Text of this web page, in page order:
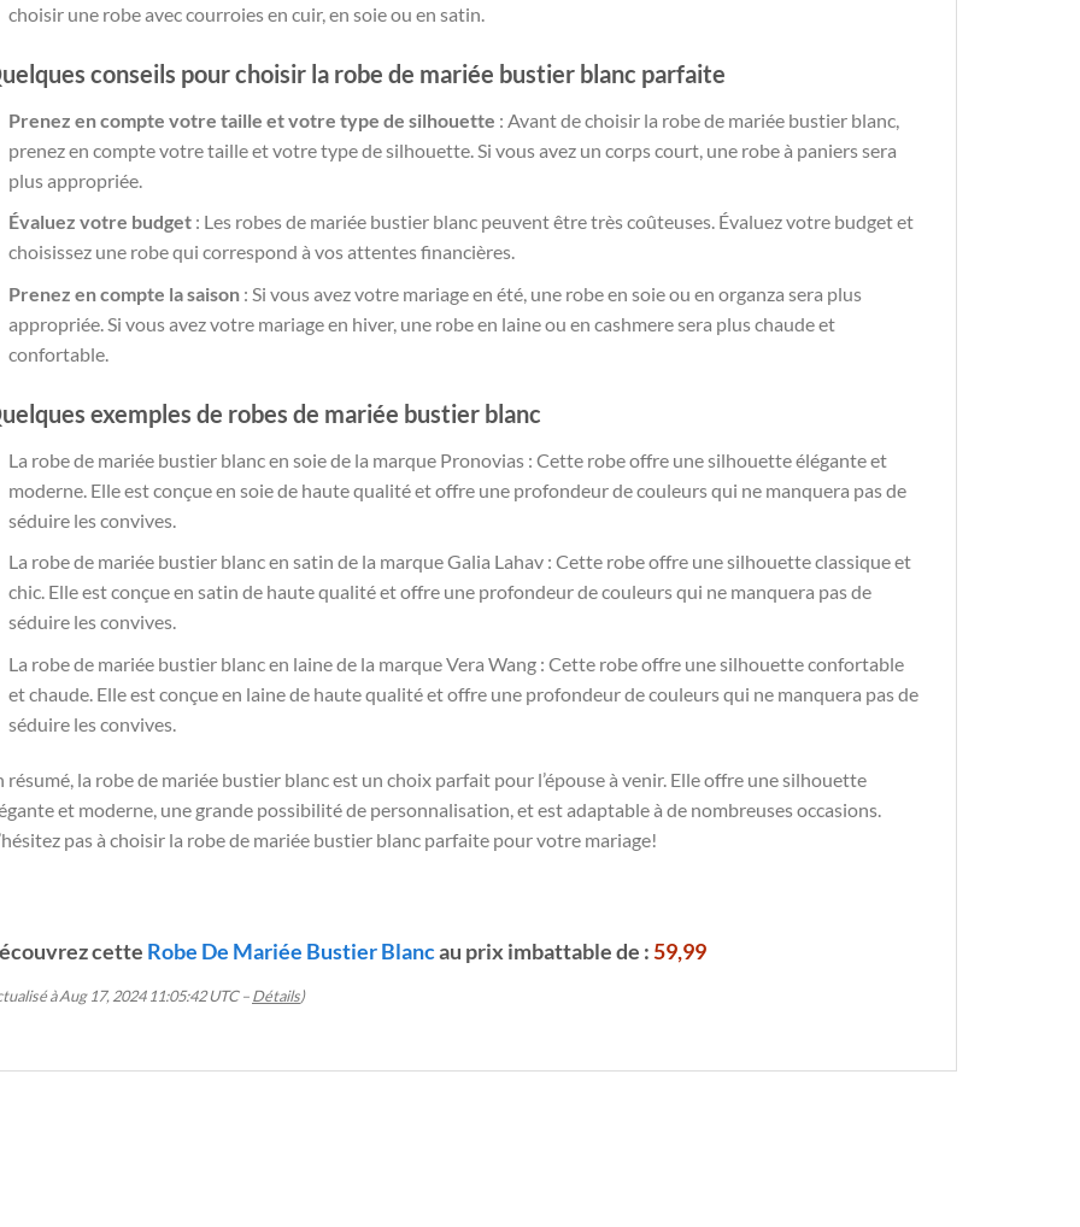
choisir une robe avec courroies en cuir, en soie ou en satin.
conseils pour choisir la robe de mariée bustier blanc parfaite
Prenez en compte votre taille et votre type de silhouette : Avant de choisir la robe de mariée bustier blanc,
prenez en compte votre taille et votre type de silhouette. Si vous avez un corps court, une robe à paniers sera
plus appropriée.
Évaluez votre budget: Les robes de mariée bustier blanc peuvent être très coûteuses. Évaluez votre budget et
choisissez une robe qui correspond à vos attentes financières.
Prenez en compte la saison: Si vous avez votre mariage en été, une robe en soie ou en organza sera plus
appropriée. Si vous avez votre mariage en hiver, une robe en laine ou en cashmere sera plus chaude et
confortable.
exemples de robes de mariée bustier blanc
La robe de mariée bustier blanc en soie de la marque Pronovias : Cette robe offre une silhouette élégante et
moderne. Elle est conçue en soie de haute qualité et offre une profondeur de couleurs qui ne manquera pas de
séduire les convives.
La robe de mariée bustier blanc en satin de la marque Galia Lahav : Cette robe offre une silhouette classique et
chic. Elle est conçue en satin de haute qualité et offre une profondeur de couleurs qui ne manquera pas de
séduire les convives.
La robe de mariée bustier blanc en laine de la marque Vera Wang : Cette robe offre une silhouette confortable
et chaude. Elle est conçue en laine de haute qualité et offre une profondeur de couleurs qui ne manquera pas de
séduire les convives.
résumé, la robe de mariée bustier blanc est un choix parfait pour l’épouse à venir. Elle offre une silhouette
et moderne, une grande possibilité de personnalisation, et est adaptable à de nombreuses occasions.
pas à choisir la robe de mariée bustier blanc parfaite pour votre mariage!
cette Robe De Mariée Bustier Blancau prix imbattable de :59,99
à Aug 17, 2024 11:05:42 UTC –Détails)